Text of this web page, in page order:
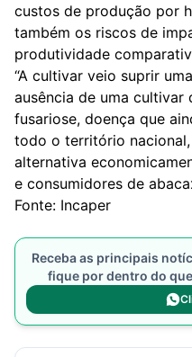
custos de produção por
também os riscos de
produtividade
“A cultivar veio suprir
ausência de uma cultivar
fusariose, doença que
todo o território
alternativa
e consumidores de
Fonte: Incaper
Receba as principais
fique por dentro do